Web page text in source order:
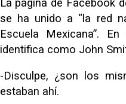
se ha unido a “la red
Escuela Mexicana”.
identifica como John
-Disculpe, ¿son los
estaban ahí.